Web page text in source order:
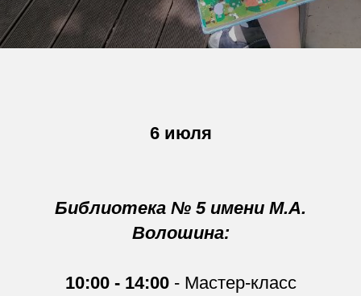
6 июля
Библиотека № 5 имени М.А.
Волошина:
10:00 - 14:00- Мастер-класс